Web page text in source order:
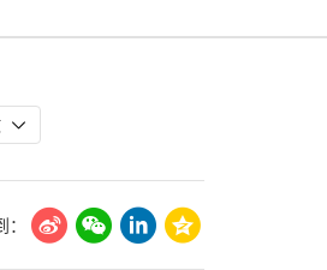
瘤学会(ASCO)
术